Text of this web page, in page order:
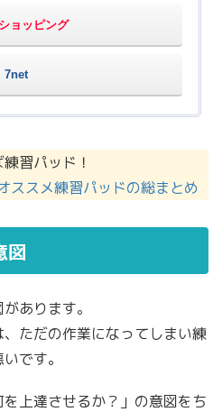
ョッピング
7net
習パッド！
ススメ練習パッドの総まとめ
図
あります。
、ただの作業になってしまい練
です。
上達させるか？」の意図をち